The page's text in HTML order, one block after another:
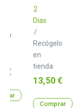
€
2
Días
/
Recógelo
en
tienda
Precio
13,50 €
Comprar